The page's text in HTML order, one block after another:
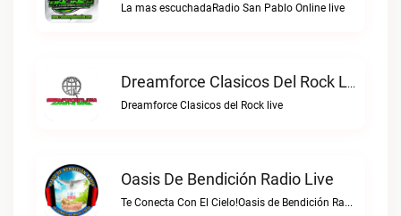
La mas escuchadaRadio San Pablo Online live
Dreamforce Clasicos Del Rock Live
Dreamforce Clasicos del Rock live
Oasis De Bendición Radio Live
Te Conecta Con El Cielo!Oasis de Bendición Radio live